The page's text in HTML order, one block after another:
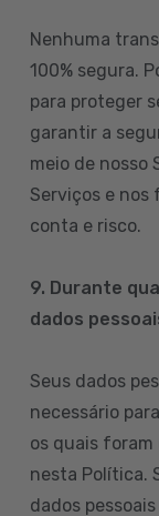
Nenhuma
100% segura.
para proteger
garantir a
meio de nosso
Serviços e nos
conta e risco.
9. Durante
dados
Seus dados
necessário
os quais
nesta Política.
dados